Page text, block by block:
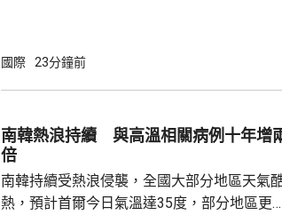
性，包括網絡攻擊或小規模入侵等，最有可能
地結束烏克蘭戰事的方式，便可能會升級對
約的衝突。 北約拒絕置評，只表示一直評估不
同情況，準備好在必要時作出防衛和威...
國際 23分鐘前
南韓熱浪持續 與高溫相關病例十年增
倍
南韓持續受熱浪侵襲，全國大部分地區天氣
熱，預計首爾今日氣溫達35度，部分地區更高